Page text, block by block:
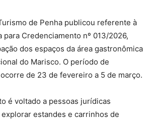
de Penha publicou referente à
para Credenciamento nº 013/2026,
dos espaços da área gastronômica
do Marisco. O período de
de 23 de fevereiro a 5 de março.
é voltado a pessoas jurídicas
estandes e carrinhos de